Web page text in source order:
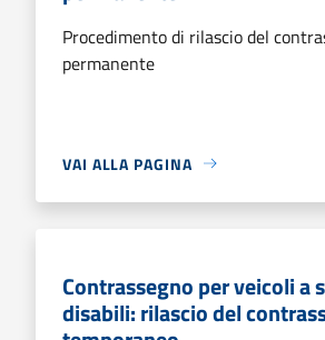
Procedimento di rilascio del
permanente
VAI ALLA PAGINA
Contrassegno per veicoli a
disabili: rilascio del